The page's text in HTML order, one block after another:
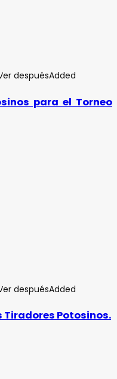
despuésAdded
para el Torneo
despuésAdded
Tiradores Potosinos.